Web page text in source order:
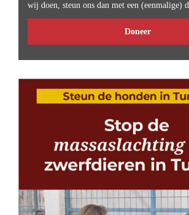
wij doen, steun ons dan met een (eenmalige)
Doneer